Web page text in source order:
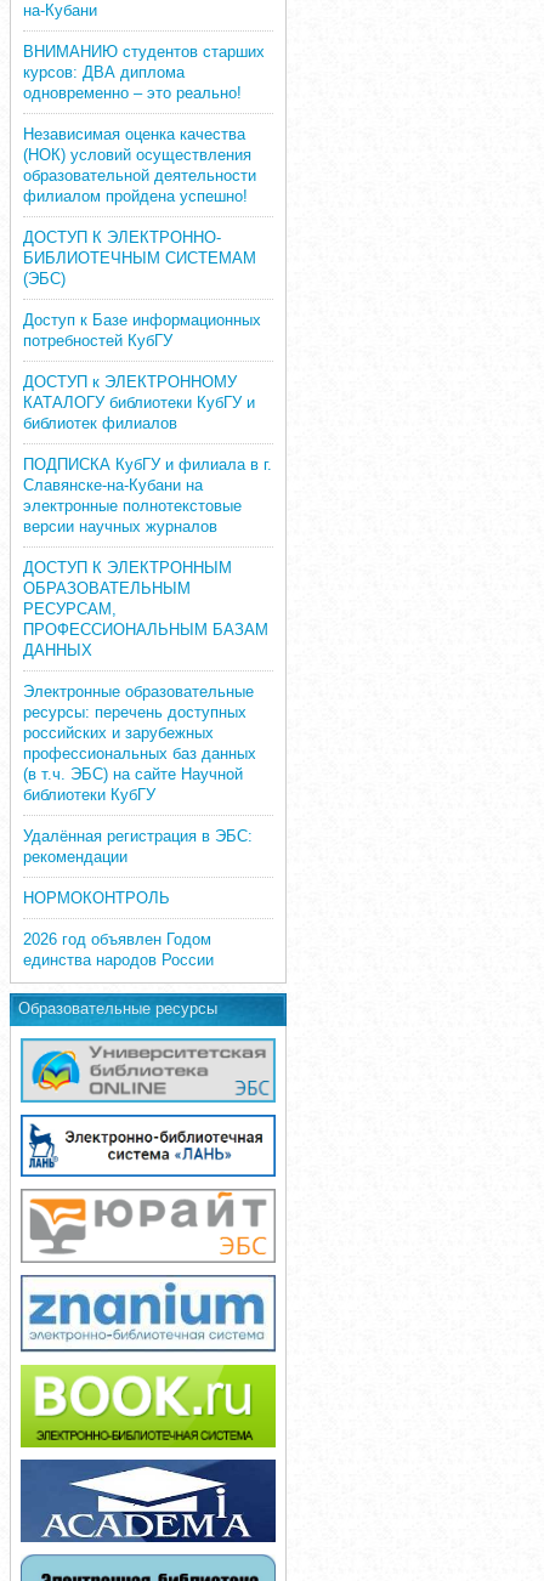
на-Кубани
ВНИМАНИЮ студентов старших
курсов: ДВА диплома
одновременно – это реально!
Независимая оценка качества
(НОК) условий осуществления
образовательной деятельности
филиалом пройдена успешно!
ДОСТУП К ЭЛЕКТРОННО-
БИБЛИОТЕЧНЫМ СИСТЕМАМ
(ЭБС)
Доступ к Базе информационных
потребностей КубГУ
ДОСТУП к ЭЛЕКТРОННОМУ
КАТАЛОГУ библиотеки КубГУ и
библиотек филиалов
ПОДПИСКА КубГУ и филиала в г.
Славянске-на-Кубани на
электронные полнотекстовые
версии научных журналов
ДОСТУП К ЭЛЕКТРОННЫМ
ОБРАЗОВАТЕЛЬНЫМ
РЕСУРСАМ,
ПРОФЕССИОНАЛЬНЫМ БАЗАМ
ДАННЫХ
Электронные образовательные
ресурсы: перечень доступных
российских и зарубежных
профессиональных баз данных
(в т.ч. ЭБС) на сайте Научной
библиотеки КубГУ
Удалённая регистрация в ЭБС:
рекомендации
НОРМОКОНТРОЛЬ
2026 год объявлен Годом
единства народов России
Образовательные ресурсы